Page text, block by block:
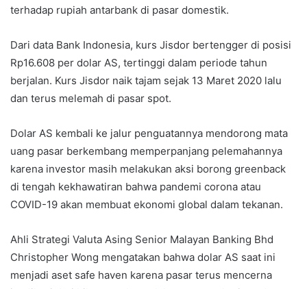
terhadap rupiah antarbank di pasar domestik.
Dari data Bank Indonesia, kurs Jisdor bertengger di posisi
Rp16.608 per dolar AS, tertinggi dalam periode tahun
berjalan. Kurs Jisdor naik tajam sejak 13 Maret 2020 lalu
dan terus melemah di pasar spot.
Dolar AS kembali ke jalur penguatannya mendorong mata
uang pasar berkembang memperpanjang pelemahannya
karena investor masih melakukan aksi borong greenback
di tengah kekhawatiran bahwa pandemi corona atau
COVID-19 akan membuat ekonomi global dalam tekanan.
Ahli Strategi Valuta Asing Senior Malayan Banking Bhd
Christopher Wong mengatakan bahwa dolar AS saat ini
menjadi aset safe haven karena pasar terus mencerna